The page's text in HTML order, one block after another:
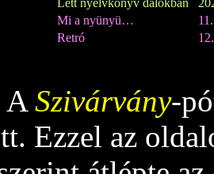
Lett nyelvkönyv dalokban
Mi a nyünyü…
Retró
A Szivárvány-
Ezzel az